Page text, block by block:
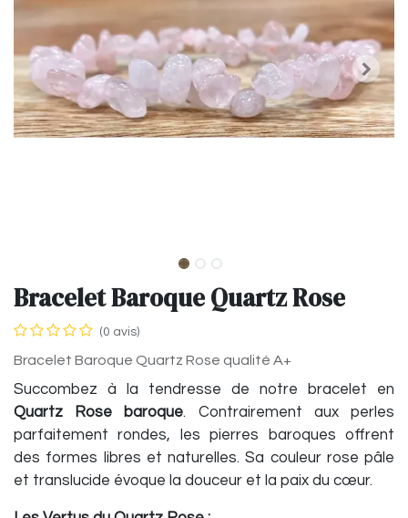
Bracelet Baroque Quartz Rose
(0 avis)
Bracelet Baroque Quartz Rose qualité A+
Succombez à la tendresse de notre bracelet en
Quartz Rose baroque. Contrairement aux perles
parfaitement rondes, les pierres baroques offrent
des formes libres et naturelles. Sa couleur rose pâle
et translucide évoque la douceur et la paix du cœur.